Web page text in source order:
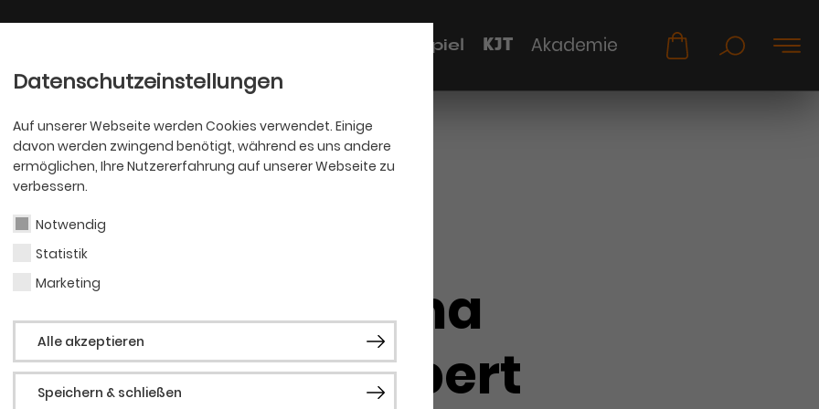
Datenschutzeinstellungen
Auf unserer Webseite werden Cookies verwendet. Einige
davon werden zwingend benötigt, während es uns andere
ermöglichen, Ihre Nutzererfahrung auf unserer Webseite zu
verbessern.
Notwendig
Statistik
Marketing
Alle akzeptieren
Speichern & schließen
Schauspiel KJT Akademie
Cosima
Schubert